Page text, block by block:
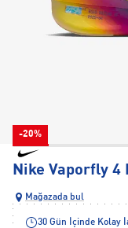
-20%
Nike Vaporfly 4
Mağazada bul
30 Gün İçinde Kolay